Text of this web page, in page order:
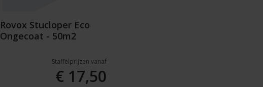
Rovox Stucloper Eco
Ongecoat - 50m2
Staffelprijzen vanaf
€ 17,50